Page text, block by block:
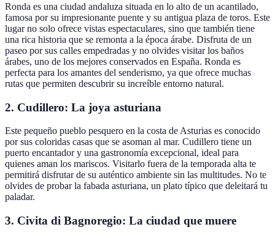
Ronda es una ciudad andaluza situada en lo alto de un acantilado,
famosa por su impresionante puente y su antigua plaza de toros. Este
lugar no solo ofrece vistas espectaculares, sino que también tiene
una rica historia que se remonta a la época árabe. Disfruta de un
paseo por sus calles empedradas y no olvides visitar los baños
árabes, uno de los mejores conservados en España. Ronda es
perfecta para los amantes del senderismo, ya que ofrece muchas
rutas que permiten descubrir su increíble entorno natural.
2. Cudillero: La joya asturiana
Este pequeño pueblo pesquero en la costa de Asturias es conocido
por sus coloridas casas que se asoman al mar. Cudillero tiene un
puerto encantador y una gastronomía excepcional, ideal para
quienes aman los mariscos. Visitarlo fuera de la temporada alta te
permitirá disfrutar de su auténtico ambiente sin las multitudes. No te
olvides de probar la fabada asturiana, un plato típico que deleitará tu
paladar.
3. Civita di Bagnoregio: La ciudad que muere